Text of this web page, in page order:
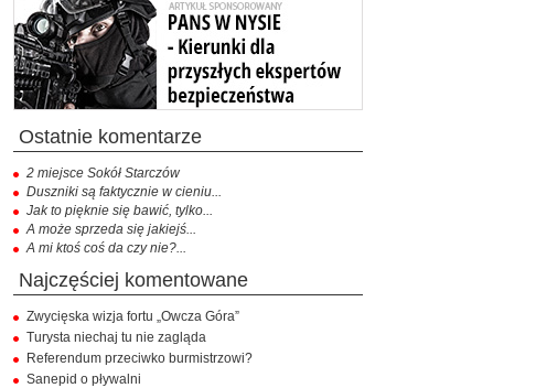
ostatnie komentarze
2 miejsce Sokół Starczów
Duszniki są faktycznie w cieniu...
Jak to pięknie się bawić, tylko...
A może sprzeda się jakiejś...
A mi ktoś coś da czy nie?...
najczęściej komentowane
Zwycięska wizja fortu „Owcza Góra”
Turysta niechaj tu nie zagląda
Referendum przeciwko burmistrzowi?
Sanepid o pływalni